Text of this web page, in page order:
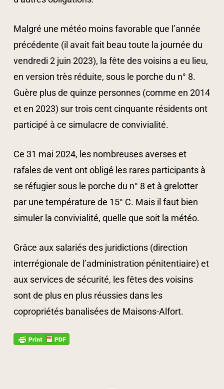
Malgré une météo moins favorable que l’année
précédente (il avait fait beau toute la journée du
vendredi 2 juin 2023), la fête des voisins a eu lieu,
en version très réduite, sous le porche du n° 8.
Guère plus de quinze personnes (comme en 2014
et en 2023) sur trois cent cinquante résidents ont
participé à ce simulacre de convivialité.
Ce 31 mai 2024, les nombreuses averses et
rafales de vent ont obligé les rares participants à
se réfugier sous le porche du n° 8 et à grelotter
par une température de 15° C. Mais il faut bien
simuler la convivialité, quelle que soit la météo.
Grâce aux salariés des juridictions (direction
interrégionale de l’administration pénitentiaire) et
aux services de sécurité, les fêtes des voisins
sont de plus en plus réussies dans les
copropriétés banalisées de Maisons-Alfort.